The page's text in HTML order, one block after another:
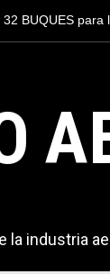
C-130J
la industria